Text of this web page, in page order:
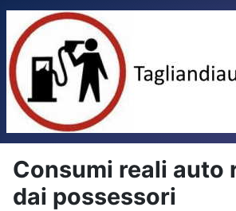
Consumi reali auto
dai possessori